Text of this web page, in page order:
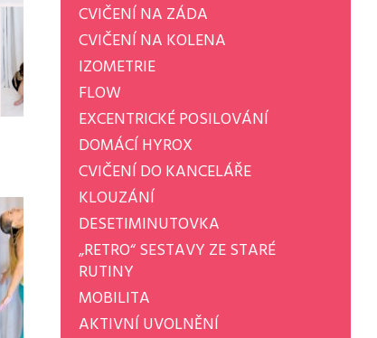
CVIČENÍ NA ZÁDA
CVIČENÍ NA KOLENA
IZOMETRIE
FLOW
EXCENTRICKÉ POSILOVÁNÍ
DOMÁCÍ HYROX
CVIČENÍ DO KANCELÁŘE
KLOUZÁNÍ
DESETIMINUTOVKA
„RETRO“ SESTAVY ZE STARÉ
RUTINY
MOBILITA
AKTIVNÍ UVOLNĚNÍ